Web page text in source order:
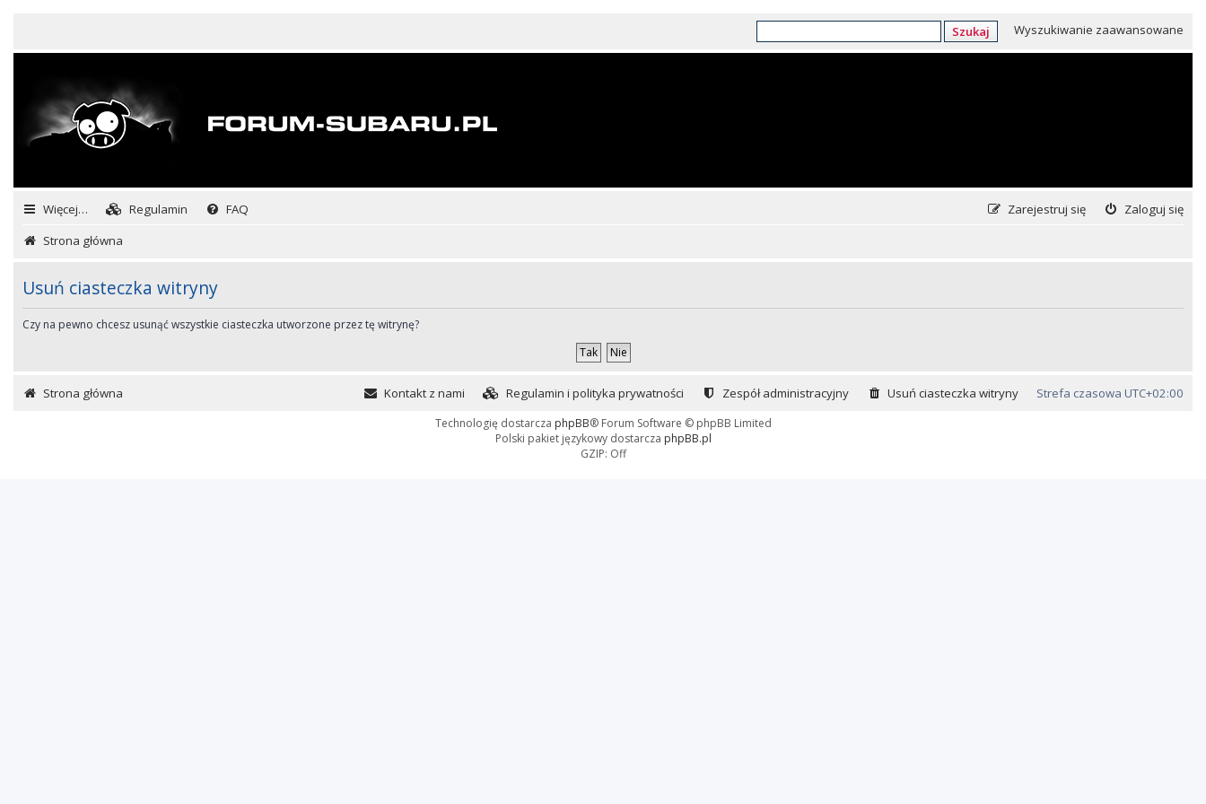
Szukaj Wyszukiwanie zaawansowane
Więcej… Regulamin FAQ Zaloguj się
Zarejestruj się
Strona główna
Usuń ciasteczka witryny
Czy na pewno chcesz usunąć wszystkie ciasteczka utworzone przez tę witrynę?
Strona główna Strefa czasowa UTC+02:00
Usuń ciasteczka witryny
Zespół administracyjny
Regulamin i polityka prywatności
Kontakt z nami
Technologię dostarcza phpBB® Forum Software © phpBB Limited
Polski pakiet językowy dostarcza phpBB.pl
GZIP: Off